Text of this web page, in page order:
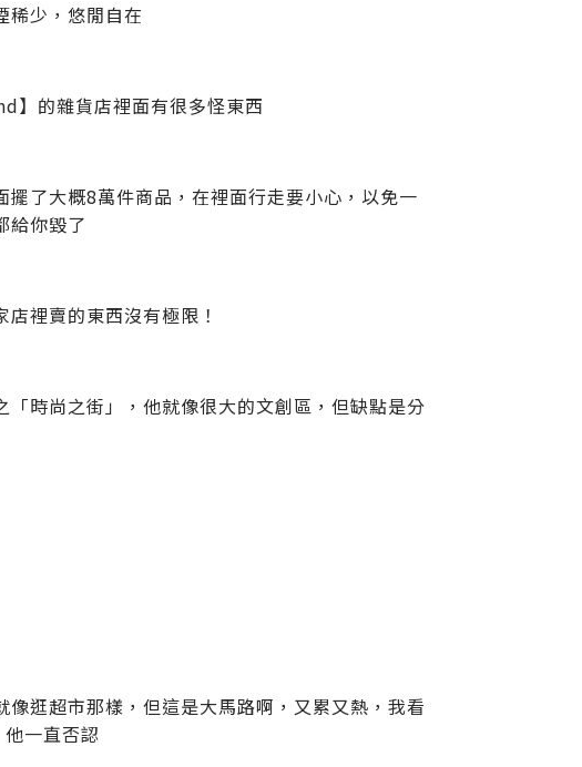
稀少，悠閒自在
】的雜貨店裡面有很多怪東西
了大概8萬件商品，在裡面行走要小心，以免一
給你毀了
裡賣的東西沒有極限！
時尚之街」，他就像很大的文創區，但缺點是分
逛超市那樣，但這是大馬路啊，又累又熱，我看
一直否認